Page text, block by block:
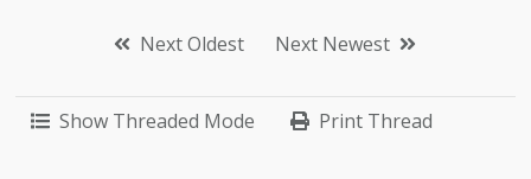
Next Oldest Next Newest
Show Threaded Mode Print Thread